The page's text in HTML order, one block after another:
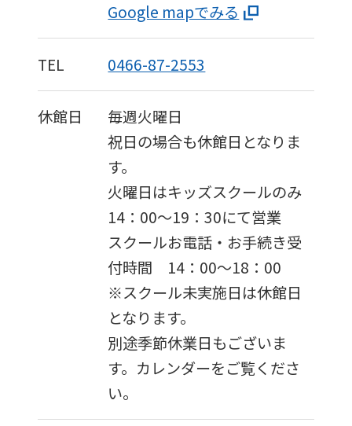
Google mapでみる
TEL 0466-87-2553
休館日
毎週火曜日
祝日の場合も休館日となりま
す。
火曜日はキッズスクールのみ
14：00〜19：30にて営業
スクールお電話・お手続き受
付時間 14：00〜18：00
※スクール未実施日は休館日
となります。
別途季節休業日もございま
す。カレンダーをご覧くださ
い。